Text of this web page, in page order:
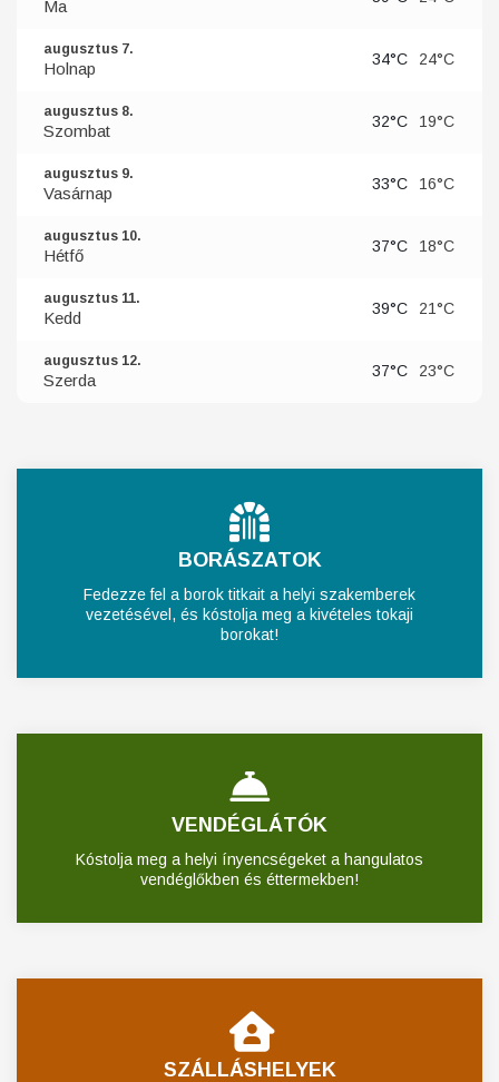
Ma
augusztus 7.
Holnap 34°C 24°C
augusztus 8.
Szombat 32°C 19°C
augusztus 9.
Vasárnap 33°C 16°C
augusztus 10.
Hétfő 37°C 18°C
augusztus 11.
Kedd 39°C 21°C
augusztus 12.
Szerda 37°C 23°C
BORÁSZATOK
Fedezze fel a borok titkait a helyi szakemberek
vezetésével, és kóstolja meg a kivételes tokaji
borokat!
VENDÉGLÁTÓK
Kóstolja meg a helyi ínyencségeket a hangulatos
vendéglőkben és éttermekben!
SZÁLLÁSHELYEK